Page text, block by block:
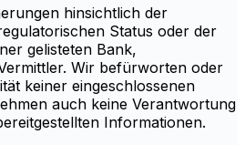
hinsichtlich der
Status oder der
gelisteten Bank,
Wir befürworten oder
keiner eingeschlossenen
auch keine Verantwortung
Informationen.